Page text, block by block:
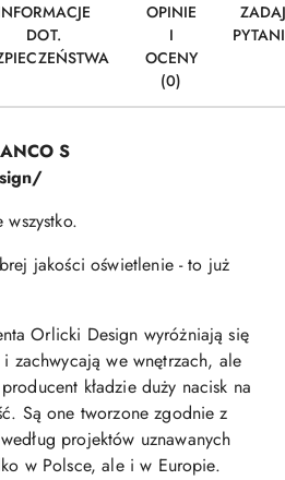
DOT.
OPINIE
I
OCENY
(0)
S
jakości oświetlenie - to już
Orlicki Design wyróżniają się
zachwycają we wnętrzach, ale
kładzie duży nacisk na
Są one tworzone zgodnie z
projektów uznawanych
w Polsce, ale i w Europie.